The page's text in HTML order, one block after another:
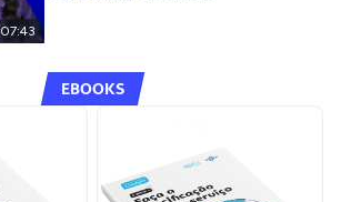
07:43
EBOOKS